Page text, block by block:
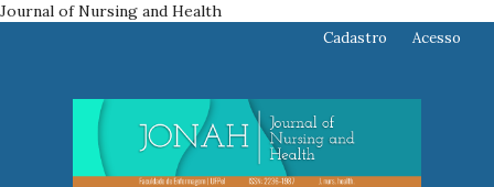
Journal of Nursing and Health
Cadastro Acesso